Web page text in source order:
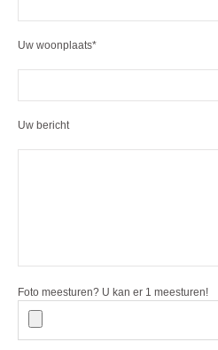
Uw woonplaats*
Uw bericht
Foto meesturen? U kan er 1 meesturen!